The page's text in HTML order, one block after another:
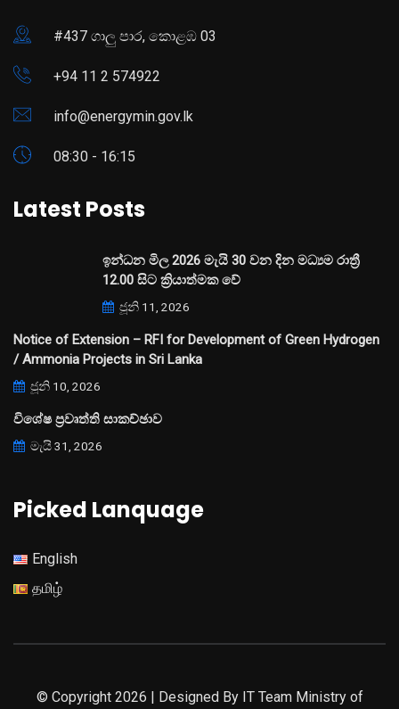
#437 ගාලු පාර, කොළඹ 03
+94 11 2 574922
info@energymin.gov.lk
08:30 - 16:15
Latest Posts
ඉන්ධන මිල 2026 මැයි 30 වන දින මධ්‍යම රාත්‍රී
12.00 සිට ක්‍රියාත්මක වේ
ජූනි 11, 2026
Notice of Extension – RFI for Development of Green Hydrogen
/ Ammonia Projects in Sri Lanka
ජූනි 10, 2026
විශේෂ ප්‍රවෘත්ති සාකච්ඡාව
මැයි 31, 2026
Picked Lanquage
English
தமிழ்
© Copyright 2026 | Designed By IT Team Ministry of